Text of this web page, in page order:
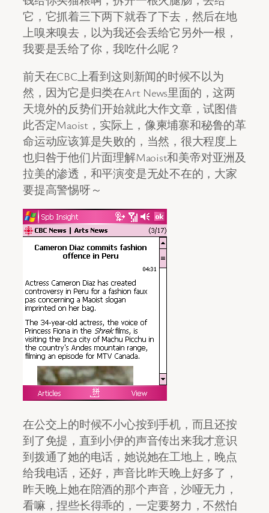
它，它抓着三下两下就吞了下去，然后在地
上嗅来嗅去，以为我还会丢给它另外一根，
我要是丢给了你，我吃什么呢？
前天在CBC上看到这则新闻的时候不以为
然，因为它是归类在Art News里面的，这两
天境外的反势们开始就此大作文章，试图借
此否定Maoist，实际上，像柬埔寨和秘鲁的革
命运动应该算是失败的，当然，很大程度上
也归咎于他们片面理解Maoist和美帝对亚洲及
拉美的渗透，和平演变是无处不在的，大家
要提高警惕呀～
在公交上的时候不小心按到手机，而且还按
到了免提，直到小伊的声音传出来我才意识
到拨通了她的电话，她说她在工地上，晚点
给我电话，还好，声音比昨天晚上好多了，
昨天晚上她在陪酒的那个声音，沙哑无力，
看嘛，捏些长得乖的，一定要努力，不然怕